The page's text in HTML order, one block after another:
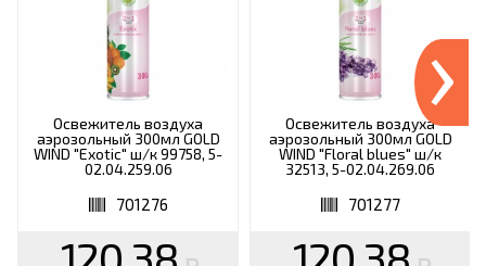
Освежитель воздуха
аэрозольный 300мл GOLD
WIND "Exotic" ш/к 99758, 5-
02.04.259.06
701276
Освежитель воздуха
аэрозольный 300мл GOLD
WIND "Floral blues" ш/к
32513, 5-02.04.269.06
701277
›